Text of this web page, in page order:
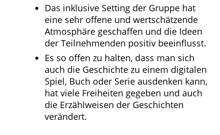
Das inklusive Setting der Gruppe hat
eine sehr offene und wertschätzende
Atmosphäre geschaffen und die Ideen
der Teilnehmenden positiv beeinflusst.
Es so offen zu halten, dass man sich
auch die Geschichte zu einem digitalen
Spiel, Buch oder Serie ausdenken kann,
hat viele Freiheiten gegeben und auch
die Erzählweisen der Geschichten
verändert.